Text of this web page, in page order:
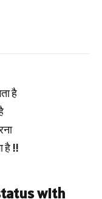
है
है !!
with